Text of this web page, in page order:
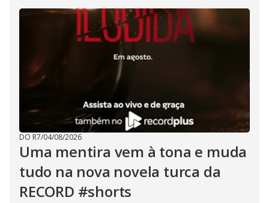
DO R7/04/08/2026
Uma mentira vem à tona e muda
tudo na nova novela turca da
RECORD #shorts